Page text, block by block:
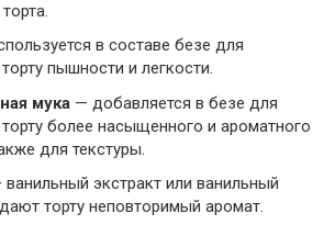
в составе безе для
пышности и легкости.
мука — добавляется в безе для
более насыщенного и ароматного
для текстуры.
ванильный экстракт или ванильный
торту неповторимый аромат.